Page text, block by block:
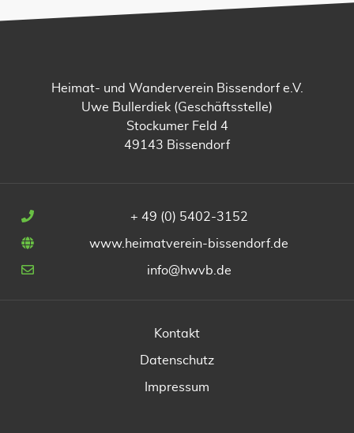
Heimat- und Wanderverein Bissendorf e.V.
Uwe Bullerdiek (Geschäftsstelle)
Stockumer Feld 4
49143 Bissendorf
+ 49 (0) 5402-3152
www.heimatverein-bissendorf.de
info@hwvb.de
Kontakt
Datenschutz
Impressum